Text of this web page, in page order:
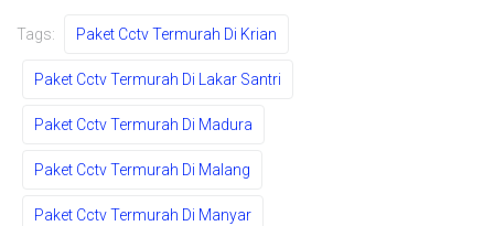
Tags: Paket Cctv Termurah Di Krian
Paket Cctv Termurah Di Lakar Santri
Paket Cctv Termurah Di Madura
Paket Cctv Termurah Di Malang
Paket Cctv Termurah Di Manyar